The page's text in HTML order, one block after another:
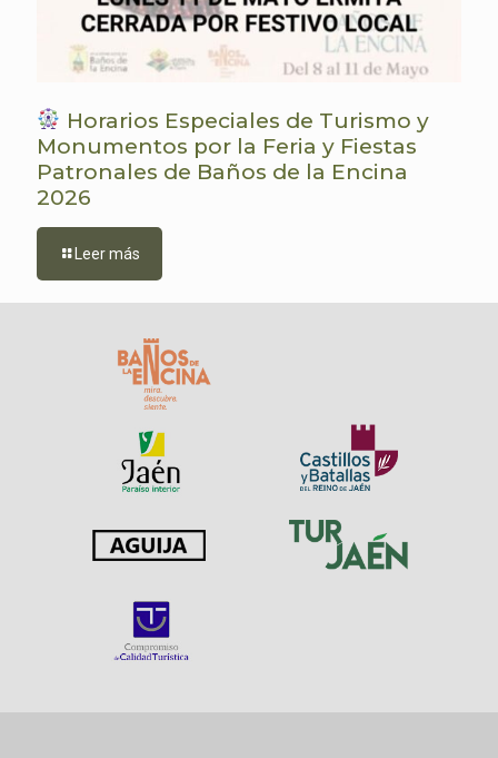
Horarios Especiales de Turismo y
Monumentos por la Feria y Fiestas
Patronales de Baños de la Encina
2026
Leer más